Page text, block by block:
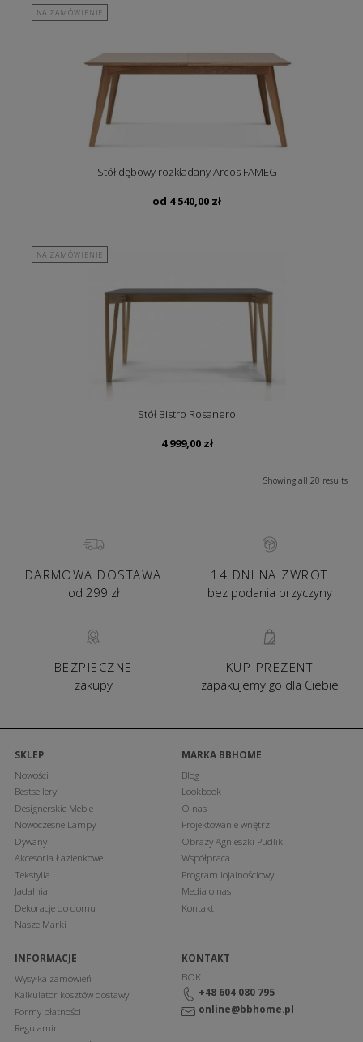
NA ZAMÓWIENIE
Stół dębowy rozkładany Arcos FAMEG
od 4 540,00 zł
NA ZAMÓWIENIE
Stół Bistro Rosanero
4 999,00 zł
Showing all 20 results
DARMOWA DOSTAWA
od 299 zł
14 DNI NA ZWROT
bez podania przyczyny
BEZPIECZNE
zakupy
KUP PREZENT
zapakujemy go dla Ciebie
SKLEP
Nowości
Bestsellery
Designerskie Meble
Nowoczesne Lampy
Dywany
Akcesoria Łazienkowe
Tekstylia
Jadalnia
Dekoracje do domu
Nasze Marki
MARKA BBHOME
Blog
Lookbook
O nas
Projektowanie wnętrz
Obrazy Agnieszki Pudlik
Współpraca
Program lojalnościowy
Media o nas
Kontakt
INFORMACJE
Wysyłka zamówień
Kalkulator kosztów dostawy
Formy płatności
Regulamin
KONTAKT
BOK:
+48 604 080 795
online@bbhome.pl